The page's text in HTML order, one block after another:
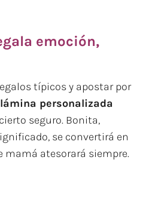
emoción,
típicos y apostar por
lámina personalizada
seguro. Bonita,
se convertirá en
mamá atesorará siempre.